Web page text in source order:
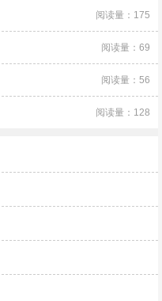
阅读量：175
阅读量：69
阅读量：56
阅读量：128